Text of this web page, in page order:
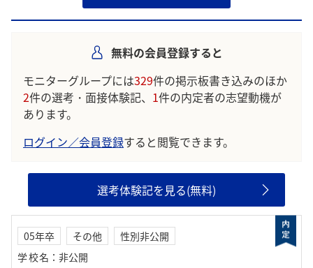
無料の会員登録すると
モニターグループには329件の掲示板書き込みのほか
2件の選考・面接体験記、 1件の内定者の志望動機が
あります。
ログイン／会員登録すると閲覧できます。
選考体験記を見る(無料)
05年卒 その他
性別非公開
学校名 ： 非公開